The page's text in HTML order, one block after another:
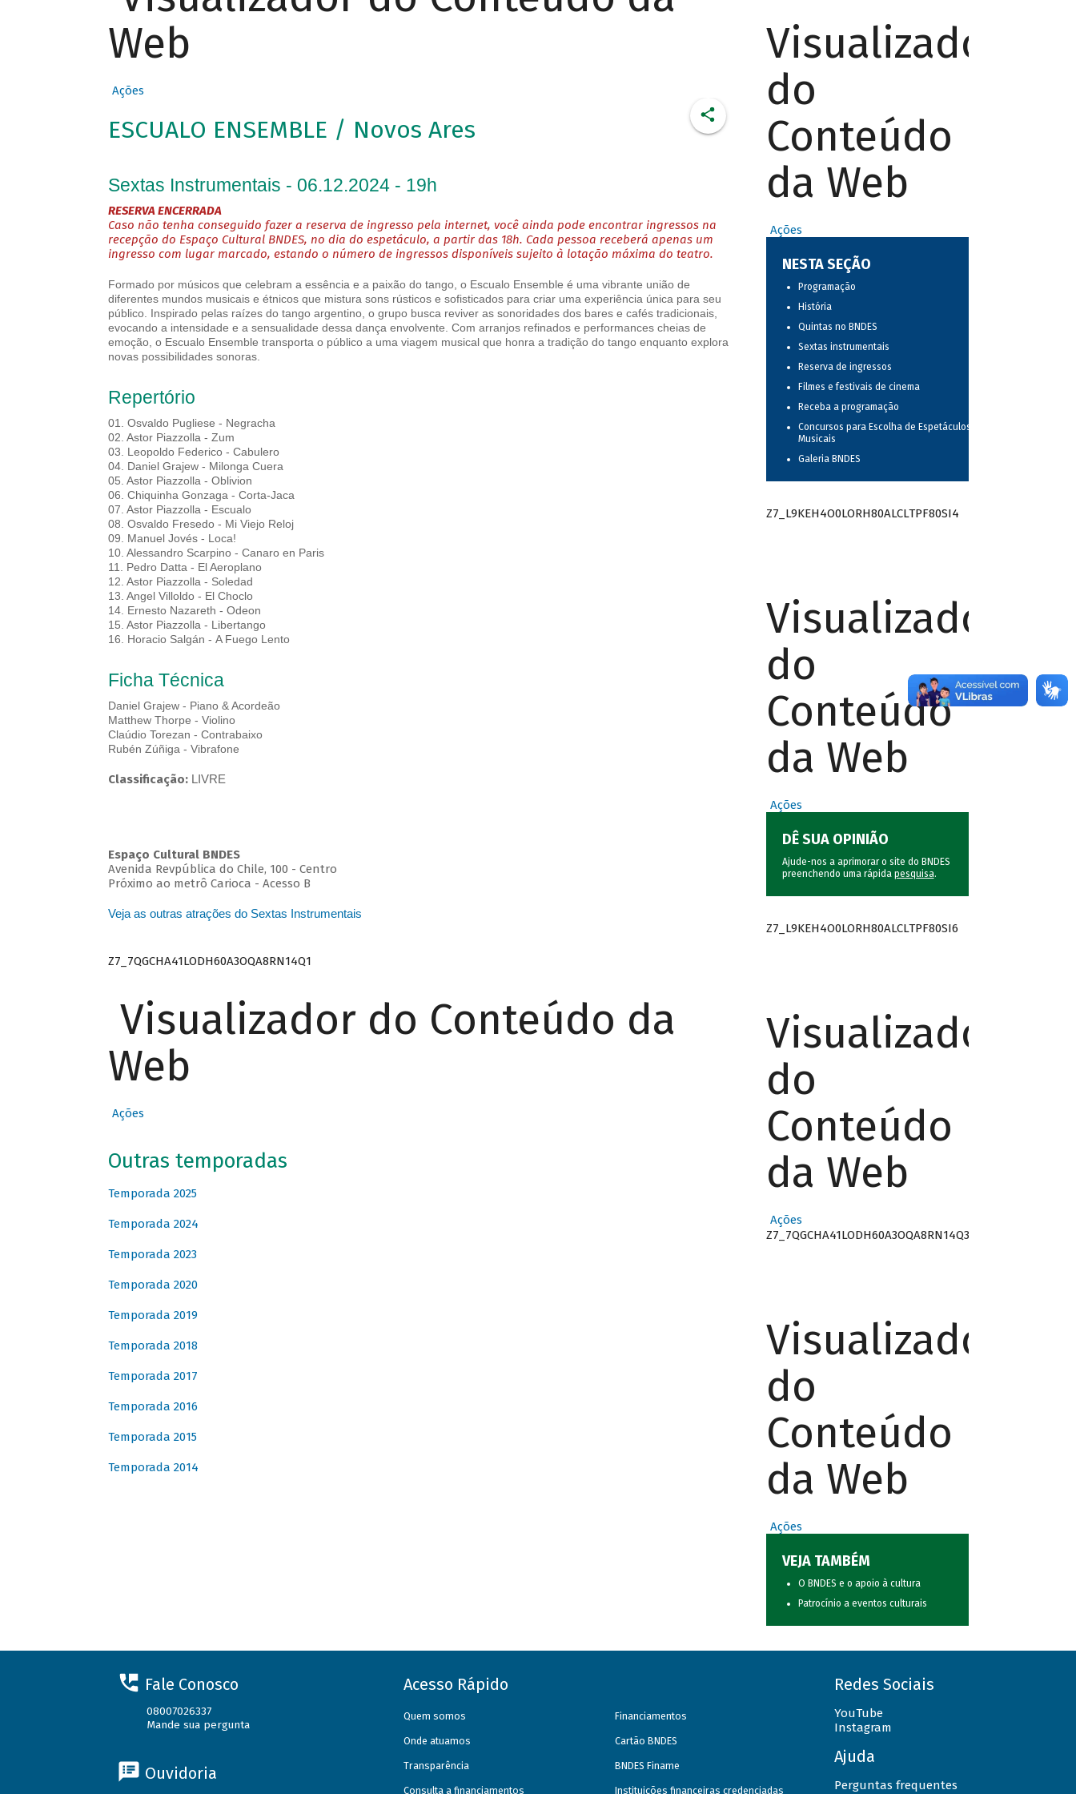
Web
Ações
ESCUALO ENSEMBLE / Novos Ares
Sextas Instrumentais - 06.12.2024 - 19h
RESERVA ENCERRADA
Caso não tenha conseguido fazer a reserva de ingresso pela internet, você ainda pode encontrar ingressos na
recepção do Espaço Cultural BNDES, no dia do espetáculo, a partir das 18h. Cada pessoa receberá apenas um
ingresso com lugar marcado, estando o número de ingressos disponíveis sujeito à lotação máxima do teatro.
Formado por músicos que celebram a essência e a paixão do tango, o Escualo Ensemble é uma vibrante união de
diferentes mundos musicais e étnicos que mistura sons rústicos e sofisticados para criar uma experiência única para seu
público. Inspirado pelas raízes do tango argentino, o grupo busca reviver as sonoridades dos bares e cafés tradicionais,
evocando a intensidade e a sensualidade dessa dança envolvente. Com arranjos refinados e performances cheias de
emoção, o Escualo Ensemble transporta o público a uma viagem musical que honra a tradição do tango enquanto explora
novas possibilidades sonoras.
Repertório
01. Osvaldo Pugliese - Negracha
02. Astor Piazzolla - Zum
03. Leopoldo Federico - Cabulero
04. Daniel Grajew - Milonga Cuera
05. Astor Piazzolla - Oblivion
06. Chiquinha Gonzaga - Corta-Jaca
07. Astor Piazzolla - Escualo
08. Osvaldo Fresedo - Mi Viejo Reloj
09. Manuel Jovés - Loca!
10. Alessandro Scarpino - Canaro en Paris
11. Pedro Datta - El Aeroplano
12. Astor Piazzolla - Soledad
13. Angel Villoldo - El Choclo
14. Ernesto Nazareth - Odeon
15. Astor Piazzolla - Libertango
16. Horacio Salgán - A Fuego Lento
Ficha Técnica
Daniel Grajew - Piano & Acordeão
Matthew Thorpe - Violino
Claúdio Torezan - Contrabaixo
Rubén Zúñiga - Vibrafone
Classificação: LIVRE
Espaço Cultural BNDES
Avenida Revpública do Chile, 100 - Centro
Próximo ao metrô Carioca - Acesso B
Veja as outras atrações do Sextas Instrumentais
Z7_7QGCHA41LODH60A3OQA8RN14Q1
Visualizador do Conteúdo da
Web
Ações
Outras temporadas
Temporada 2025
Temporada 2024
Temporada 2023
Temporada 2020
Temporada 2019
Temporada 2018
Temporada 2017
Temporada 2016
Temporada 2015
Temporada 2014
Visualizador
do
Conteúdo
da Web
Ações
NESTA SEÇÃO
Programação
História
Quintas no BNDES
Sextas instrumentais
Reserva de ingressos
Filmes e festivais de cinema
Receba a programação
Concursos para Escolha de Espetáculos
Musicais
Galeria BNDES
Z7_L9KEH4O0LORH80ALCLTPF80SI4
Visualizador
do
Conteúdo
da Web
Ações
DÊ SUA OPINIÃO
Ajude-nos a aprimorar o site do BNDES
preenchendo uma rápida pesquisa.
Z7_L9KEH4O0LORH80ALCLTPF80SI6
Visualizador
do
Conteúdo
da Web
Ações
Z7_7QGCHA41LODH60A3OQA8RN14Q3
Visualizador
do
Conteúdo
da Web
Ações
VEJA TAMBÉM
O BNDES e o apoio à cultura
Patrocínio a eventos culturais
Fale Conosco
08007026337
Mande sua pergunta
Ouvidoria
Acesso Rápido
Quem somos
Onde atuamos
Transparência
Consulta a financiamentos
Financiamentos
Cartão BNDES
BNDES Finame
Instituições financeiras credenciadas
Redes Sociais
YouTube
Instagram
Ajuda
Perguntas frequentes